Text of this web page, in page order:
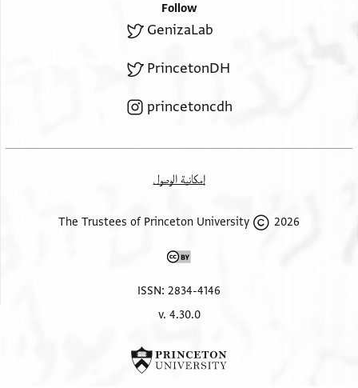
Follow
GenizaLab
PrincetonDH
princetoncdh
إمكانية الوصول
2026 The Trustees of Princeton University
ISSN: 2834-4146
v. 4.30.0